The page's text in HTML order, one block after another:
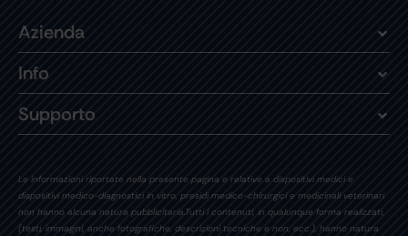
Azienda
Info
Supporto
Le informazioni riportate nella presente pagina e relative a dispositivi medici e
dispositivi medico-diagnostici in vitro, presidi medico-chirurgici e medicinali veterinari
non hanno alcuna natura pubblicitaria.Tutti i contenuti, in qualunque forma realizzati,
(testi, immagini, anche fotografiche, descrizioni tecniche e non, ecc.), hanno natura